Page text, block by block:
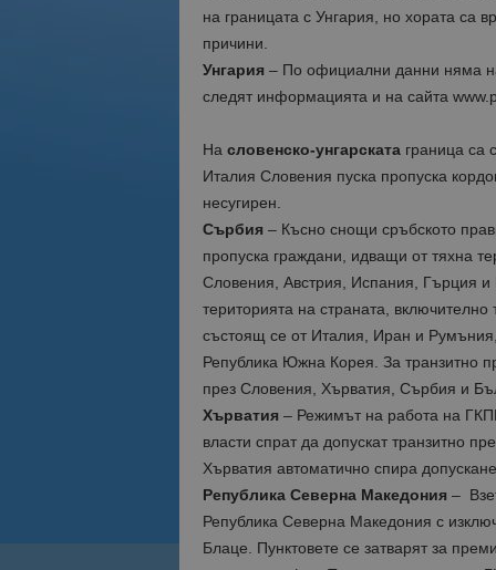
на границата с Унгария, но хората са
причини.
Унгария – По официални данни няма
следят информацията и на сайта
На словенско-унгарскатаграница са
Италия Словения пуска пропуска
несугирен.
Сърбия – Късно снощи сръбското
пропуска граждани, идващи от тяхна
Словения, Австрия, Испания, Гърция
територията на страната, включително
състоящ се от Италия, Иран и
Република Южна Корея. За транзитно
през Словения, Хърватия, Сърбия и
Хърватия – Режимът на работа на
власти спрат да допускат транзитно
Хърватия автоматично спира
Република Северна Македония –
Република Северна Македония с
Блаце. Пунктовете се затварят за